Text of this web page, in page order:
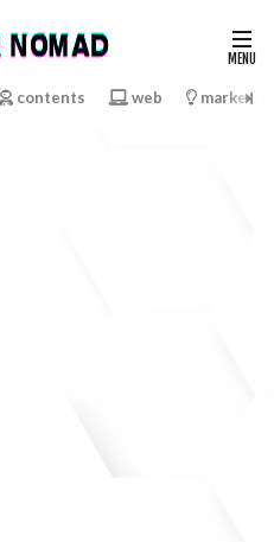
contents web